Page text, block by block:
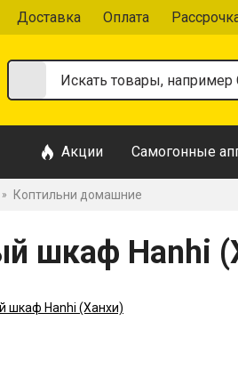
Доставка Оплата
Акции Самогонные
» Коптильни домашние
шкаф Hanhi